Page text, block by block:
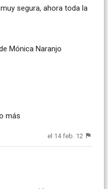
segura, ahora toda la
Mónica Naranjo
más
el 14 feb. 12